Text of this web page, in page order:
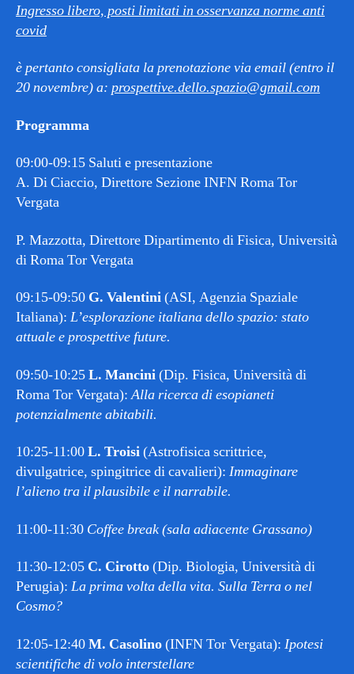
Ingresso libero, posti limitati in osservanza norme anti
covid
è pertanto consigliata la prenotazione via email (entro il
20 novembre) a: prospettive.dello.spazio@gmail.com
Programma
09:00-09:15 Saluti e presentazione
A. Di Ciaccio, Direttore Sezione INFN Roma Tor
Vergata
P. Mazzotta, Direttore Dipartimento di Fisica, Università
di Roma Tor Vergata
09:15-09:50 G. Valentini(ASI, Agenzia Spaziale
Italiana): L’esplorazione italiana dello spazio: stato
attuale e prospettive future.
09:50-10:25L. Mancini(Dip. Fisica, Università di
Roma Tor Vergata):Alla ricerca di esopianeti
potenzialmente abitabili.
10:25-11:00L. Troisi(Astrofisica scrittrice,
divulgatrice, spingitrice di cavalieri): Immaginare
l’alieno tra il plausibile e il narrabile.
11:00-11:30 Coffee break (sala adiacente Grassano)
11:30-12:05 C. Cirotto(Dip. Biologia, Università di
Perugia): La prima volta della vita. Sulla Terra o nel
Cosmo?
12:05-12:40M. Casolino(INFN Tor Vergata): Ipotesi
scientifiche di volo interstellare